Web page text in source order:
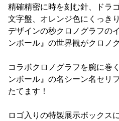
精確精密に時を刻む針、ドラ
文字盤、オレンジ色にくっき
デザインの秒クロノグラフの
ンボール』の世界観がクロノ
コラボクロノグラフを腕に巻
ンボール』の名シーン名セリ
たてます！
ロゴ入りの特製展示ボックス